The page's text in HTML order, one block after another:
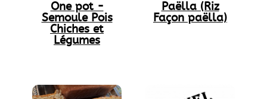
One pot -
Semoule Pois
Chiches et
Légumes
Paëlla (Riz
Façon paëlla)